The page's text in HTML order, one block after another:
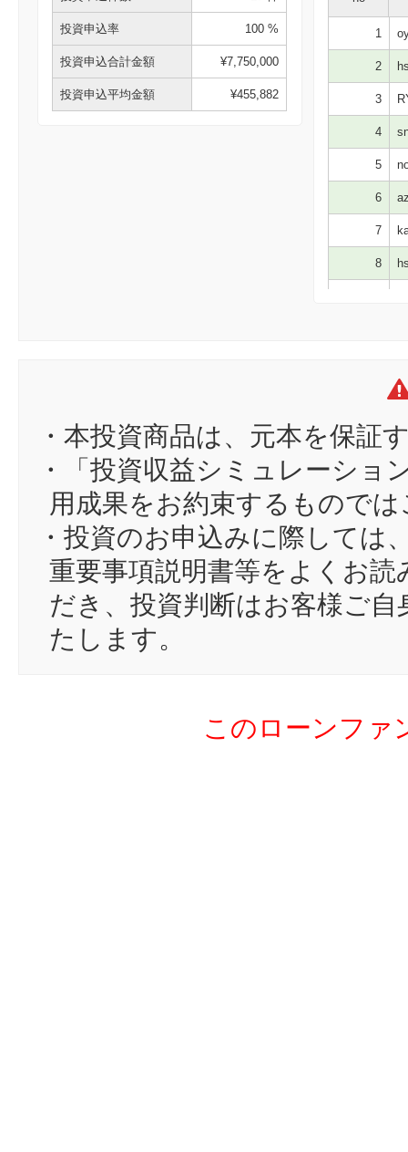
1
2
3
4
5
6
7
8
13
15
16
17
投資申込率 100 %
投資申込合計金額 ¥7,750,000
投資申込平均金額 ¥455,882
・本投資商品は、元本を保証
・「投資収益シミュレーショ
用成果をお約束するもので
・投資のお申込みに際しては
重要事項説明書等をよくお
だき、投資判断はお客様ご
たします。
このローンファ